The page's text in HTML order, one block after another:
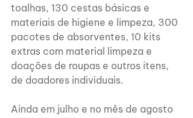
toalhas, 130 cestas básicas e
materiais de higiene e limpeza, 300
pacotes de absorventes, 10 kits
extras com material limpeza e
doações de roupas e outros itens,
de doadores individuais.
Ainda em julho e no mês de agosto